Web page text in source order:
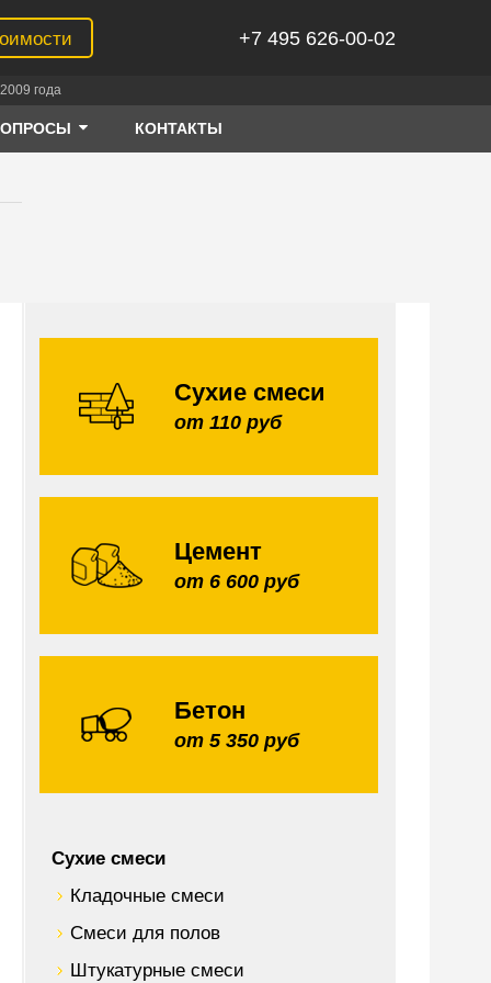
+7 495 626-00-02
года
КОНТАКТЫ
Сухие смеси
от 110 руб
Цемент
от 6 600 руб
Бетон
от 5 350 руб
Сухие смеси
Кладочные смеси
Смеси для полов
Штукатурные смеси